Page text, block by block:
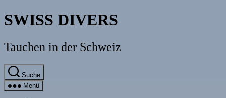
Direkt
zum
wechseln
SWISS DIVERS
Tauchen in der Schweiz
Suche
Menü